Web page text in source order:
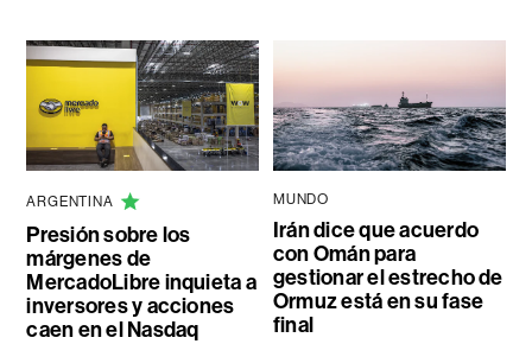
ARGENTINA
Presión sobre los
márgenes de
MercadoLibre inquieta a
inversores y acciones
caen en el Nasdaq
MUNDO
Irán dice que acuerdo
con Omán para
gestionar el estrecho de
Ormuz está en su fase
final